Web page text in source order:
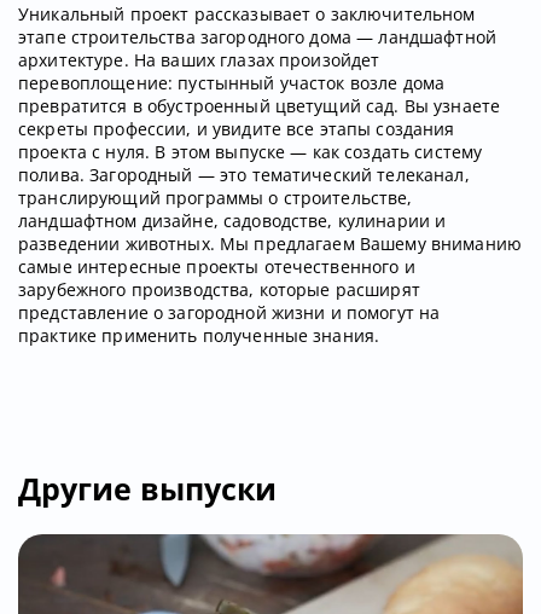
Уникальный проект рассказывает о заключительном
этапе строительства загородного дома — ландшафтной
архитектуре. На ваших глазах произойдет
перевоплощение: пустынный участок возле дома
превратится в обустроенный цветущий сад. Вы узнаете
секреты профессии, и увидите все этапы создания
проекта с нуля. В этом выпуске — как создать систему
полива. Загородный — это тематический телеканал,
транслирующий программы о строительстве,
ландшафтном дизайне, садоводстве, кулинарии и
разведении животных. Мы предлагаем Вашему вниманию
самые интересные проекты отечественного и
зарубежного производства, которые расширят
представление о загородной жизни и помогут на
практике применить полученные знания.
Другие выпуски